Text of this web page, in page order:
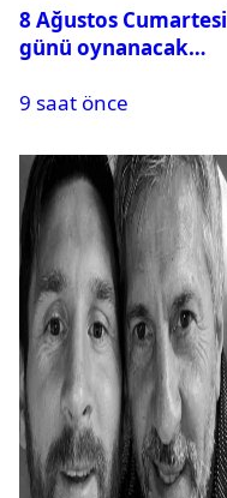
8 Ağustos Cumartesi
günü oynanacak
9 saat önce